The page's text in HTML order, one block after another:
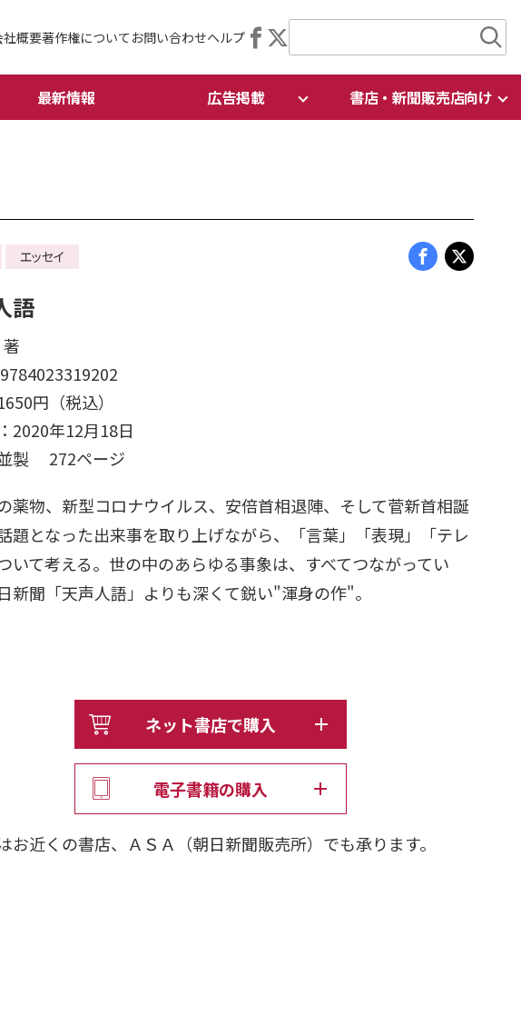
社概要著作権について お問い合わせヘルプ
最新情報 広告掲載 書店・新聞販売店向け
エッセイ
語
円（税込）
2020年12月18日
製 272ページ
薬物、新型コロナウイルス、安倍首相退陣、そして菅新首相誕
となった出来事を取り上げながら、「言葉」「表現」「テレ
いて考える。世の中のあらゆる事象は、すべてつながってい
新聞「天声人語」よりも深くて鋭い"渾身の作"。
ネット書店で購入
電子書籍の購入
お近くの書店、ＡＳＡ（朝日新聞販売所）でも承ります。